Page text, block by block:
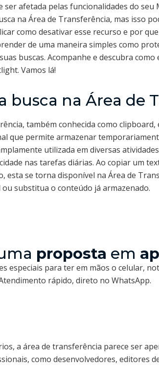
ser afetada pelas funcionalidades do seu
na Área de Transferência, mas isso
como desativar esse recurso e por
de uma maneira simples como
buscas. Acompanhe e descubra
Vamos lá!
busca na Área de
também conhecida como
que permite armazenar
utilizada em diversas
nas tarefas diárias. Ao copiar um
esta se torna disponível na Área de
substitua o conteúdo já armazenado.
proposta em
especiais para ter em mãos o celular,
rápido, direto no WhatsApp.
a área de transferência parece ser
como desenvolvedores, editores